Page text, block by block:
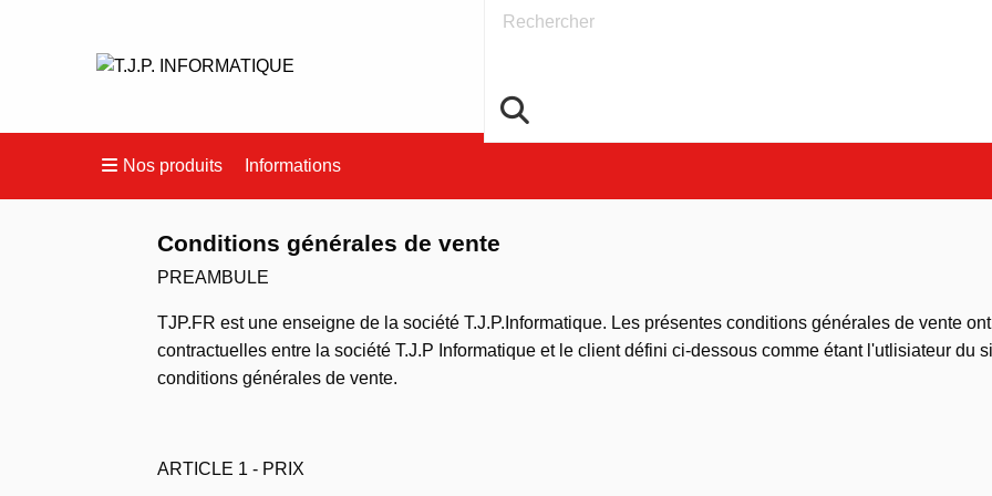
Rechercher
Nos produits Informations
Conditions générales de vente
PREAMBULE
TJP.FR est une enseigne de la société T.J.P.Informatique. Les présentes conditions générales de vente
contractuelles entre la société T.J.P Informatique et le client défini ci-dessous comme étant l'utlisiateur du
conditions générales de vente.
ARTICLE 1 - PRIX